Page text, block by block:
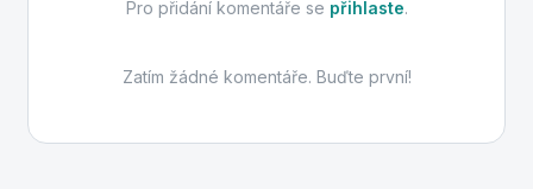
Pro přidání komentáře se přihlaste.
Zatím žádné komentáře. Buďte první!